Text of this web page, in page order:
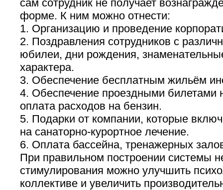
сам сотрудник не получает
форме. К ним можно отнести:
1. Организацию и проведение
2. Поздравления сотрудников с
юбилеи, дни рождения,
характера.
3. Обеспечение бесплатным жильём
4. Обеспечение проездными билетами
оплата расходов на бензин.
5. Подарки от компании, которые
на санаторно-курортное лечение.
6. Оплата бассейна, тренажерных
При правильном построении системы
стимулирования можно улучшить
коллективе и увеличить